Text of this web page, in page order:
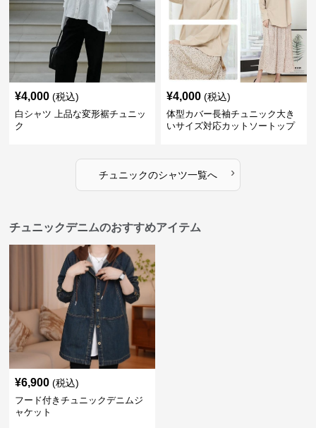
¥4,000 (税込)
白シャツ 上品な変形裾チュニッ
ク
¥4,000 (税込)
体型カバー長袖チュニック大き
いサイズ対応カットソートップ
チュニックのシャツ一覧へ ›
チュニックデニムのおすすめアイテム
¥6,900 (税込)
フード付きチュニックデニムジ
ャケット